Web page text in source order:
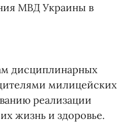
МВД Украины в
дисциплинарных
милицейских
реализации
жизнь и здоровье.